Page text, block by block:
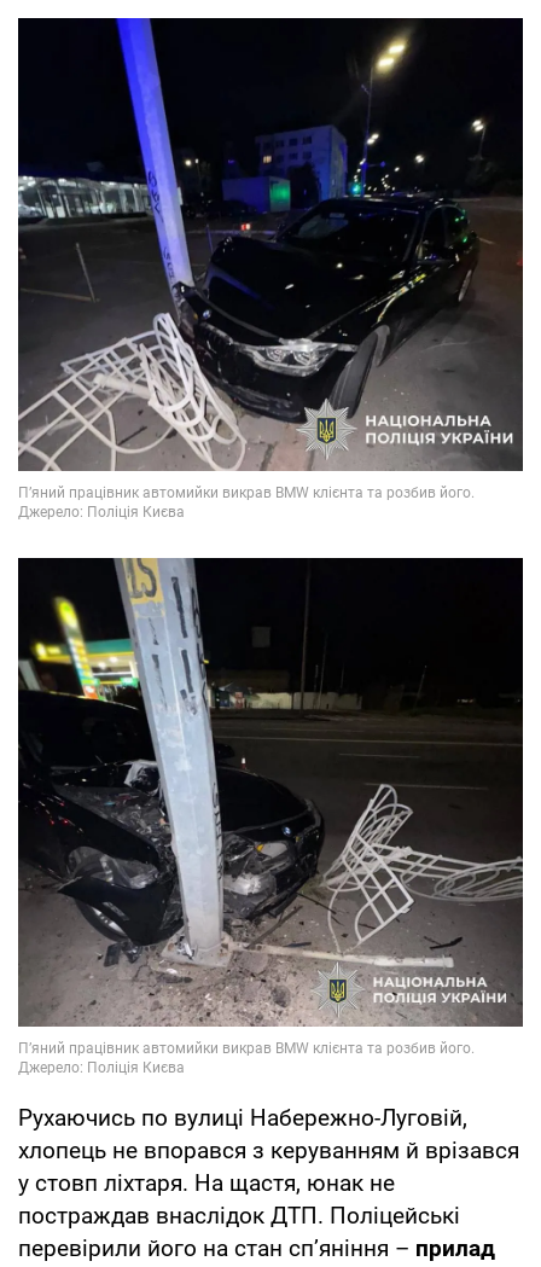
Рухаючись по вулиці Набережно-Луговій,
хлопець не впорався з керуванням й врізався
у стовп ліхтаря. На щастя, юнак не
постраждав внаслідок ДТП. Поліцейські
перевірили його на стан сп’яніння – прилад